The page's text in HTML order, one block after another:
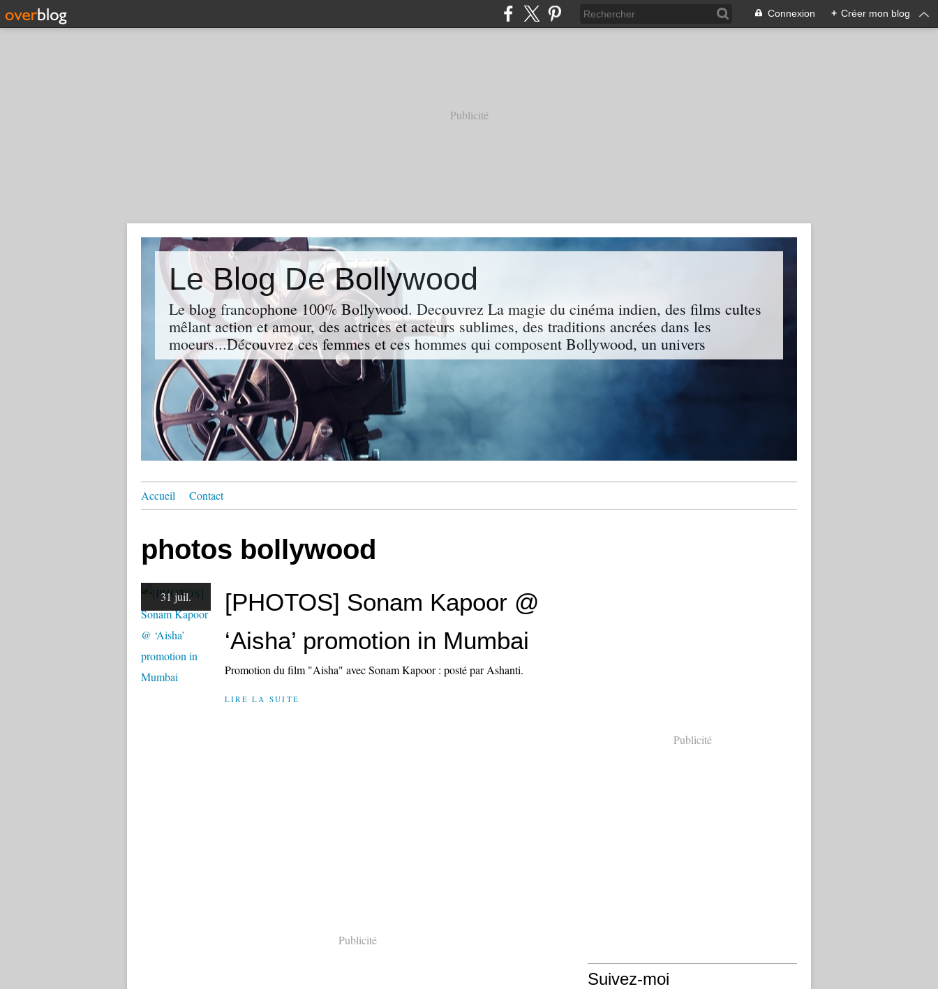
Connexion + Créer mon blog
Publicité
Le Blog De Bollywood
Le blog francophone 100% Bollywood. Decouvrez La magie du cinéma indien, des films cultes
mêlant action et amour, des actrices et acteurs sublimes, des traditions ancrées dans les
moeurs...Découvrez ces femmes et ces hommes qui composent Bollywood, un univers
Accueil Contact
photos bollywood
31 juil.
[PHOTOS] Sonam Kapoor @
‘Aisha’ promotion in Mumbai
Promotion du film "Aisha" avec Sonam Kapoor : posté par Ashanti.
LIRE LA SUITE
Publicité
Publicité
Suivez-moi